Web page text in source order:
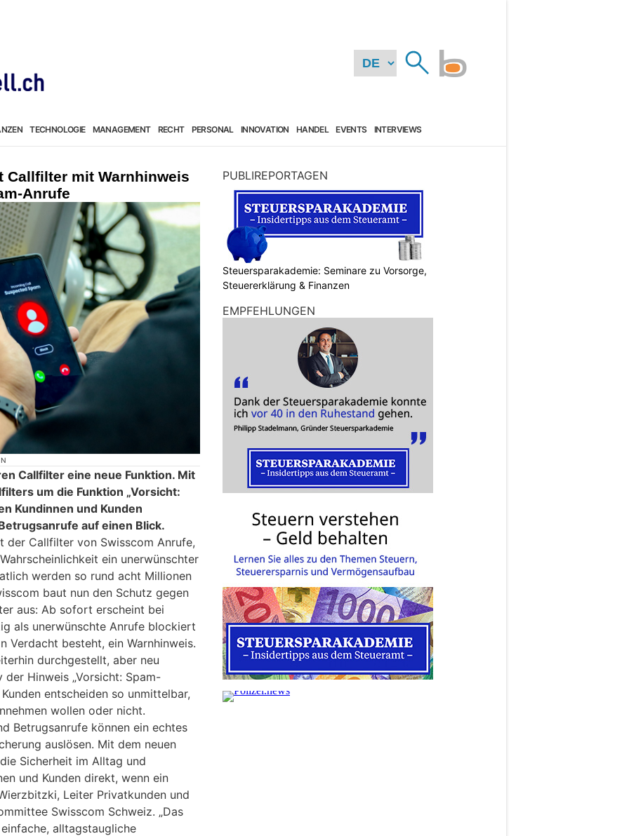
TECHNOLOGIE MANAGEMENT RECHT PERSONAL INNOVATION HANDEL EVENTS INTERVIEWS
Callfilter mit Warnhinweis
Anrufe
Callfilter eine neue Funktion. Mit
um die Funktion „Vorsicht:
Kundinnen und Kunden
auf einen Blick.
der Callfilter von Swisscom Anrufe,
ein unerwünschter
werden so rund acht Millionen
baut nun den Schutz gegen
aus: Ab sofort erscheint bei
als unerwünschte Anrufe blockiert
Verdacht besteht, ein Warnhinweis.
durchgestellt, aber neu
Hinweis „Vorsicht: Spam-
entscheiden so unmittelbar,
wollen oder nicht.
Betrugsanrufe können ein echtes
auslösen. Mit dem neuen
Sicherheit im Alltag und
und Kunden direkt, wenn ein
Leiter Privatkunden und
Swisscom Schweiz. „Das
alltagstaugliche
PUBLIREPORTAGEN
Steuersparakademie: Seminare zu Vorsorge,
Steuererklärung & Finanzen
EMPFEHLUNGEN